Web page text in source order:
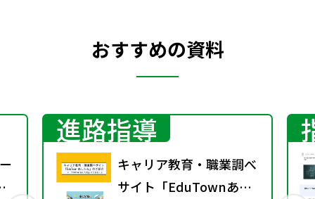
おすすめの資料
進路指導
キャリア教育・職業調べ
サイト「EduTownあし